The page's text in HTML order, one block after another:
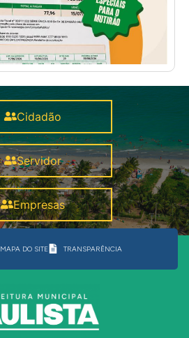
Cidadão
Servidor
Empresas
MAPA DO SITE TRANSPARÊNCIA